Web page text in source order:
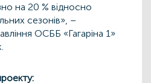
на 20 % відносно
сезонів», –
ОСББ «Гагаріна 1»